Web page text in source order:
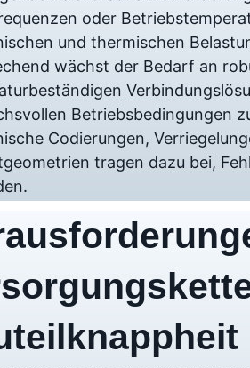
oder
und thermischen
wächst der Bedarf an
Betriebsbedingungen
Codierungen,
tragen dazu bei,